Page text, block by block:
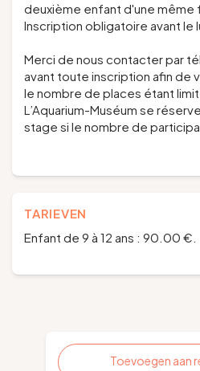
deuxième enfant d'une même
Inscription obligatoire avant le
Merci de nous contacter par
avant toute inscription afin de
le nombre de places étant
L’Aquarium-Muséum se
stage si le nombre de
TARIEVEN
Enfant de 9 à 12 ans : 90.00 €.
Toevoegen aan